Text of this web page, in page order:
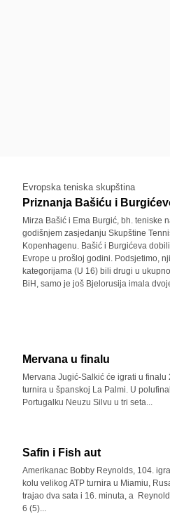
Evropska teniska skupština
Priznanja Bašiću i
Mirza Bašić i Ema Burgić, bh. teniske
godišnjem zasjedanju Skupštine
Kopenhagenu. Bašić i Burgićeva
Evrope u prošloj godini. Podsjetimo,
kategorijama (U 16) bili drugi u
BiH, samo je još Bjelorusija imala
Mervana u finalu
Mervana Jugić-Salkić će igrati u
turnira u španskoj La Palmi. U
Portugalku Neuzu Silvu u tri seta...
Safin i Fish aut
Amerikanac Bobby Reynolds, 104.
kolu velikog ATP turnira u Miamiu,
trajao dva sata i 16. minuta, a
6 (5)...